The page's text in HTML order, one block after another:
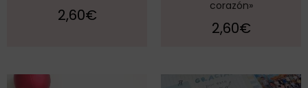
2,60€
corazón»
2,60€